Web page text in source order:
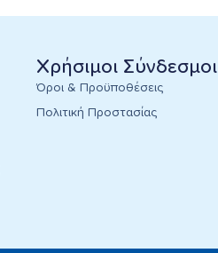
Χρήσιμοι Σύνδεσμοι
Όροι & Προϋποθέσεις
Πολιτική Προστασίας